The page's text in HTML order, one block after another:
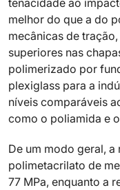
tenacidade ao
melhor do que a do
mecânicas de
superiores nas
polimerizado por
plexiglass para a
níveis comparáveis
como o poliamida e
De um modo geral,
polimetacrilato de
77 MPa, enquanto a